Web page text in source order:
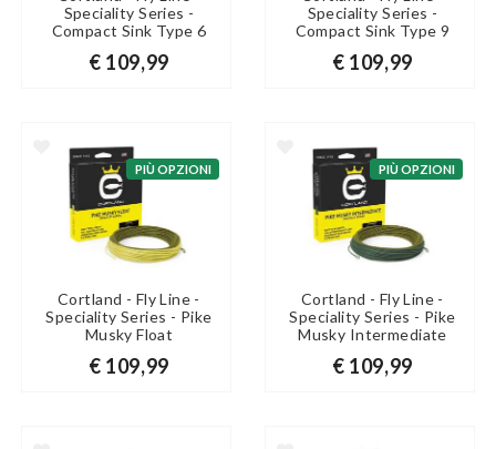
Speciality Series -
Compact Sink Type 6
€ 109,99
Speciality Series -
Compact Sink Type 9
€ 109,99
PIÙ OPZIONI
Cortland - Fly Line -
Speciality Series - Pike
Musky Float
€ 109,99
PIÙ OPZIONI
Cortland - Fly Line -
Speciality Series - Pike
Musky Intermediate
€ 109,99